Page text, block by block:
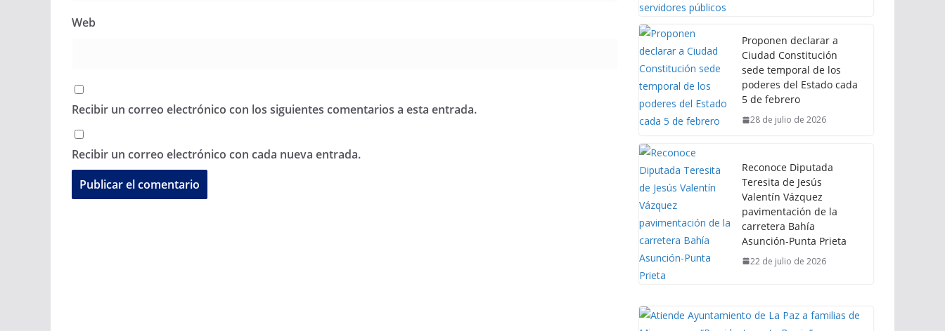
Web
Recibir un correo electrónico con los siguientes comentarios a esta entrada.
Recibir un correo electrónico con cada nueva entrada.
Proponen declarar a
Ciudad Constitución
sede temporal de los
poderes del Estado cada
5 de febrero
28 de julio de 2026
Reconoce Diputada
Teresita de Jesús
Valentín Vázquez
pavimentación de la
carretera Bahía
Asunción-Punta Prieta
22 de julio de 2026